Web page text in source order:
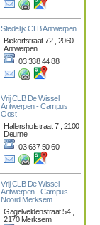
Stedelijk CLB Antwerpen
Biekorfstraat 72 , 2060
Antwerpen
: 03 338 44 88
Vrij CLB De Wissel
Antwerpen - Campus
Oost
Hallershofstraat 7 , 2100
Deurne
: 03 637 50 60
Vrij CLB De Wissel
Antwerpen - Campus
Noord Merksem
Gagelveldenstraat 54 ,
2170 Merksem